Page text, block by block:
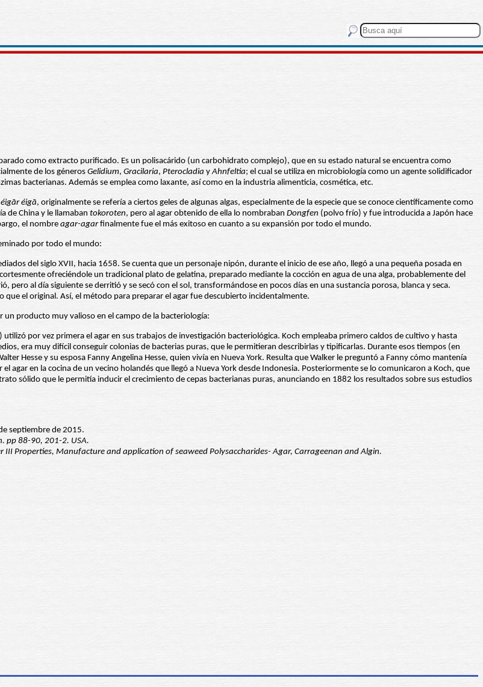
como extracto purificado. Es un polisacárido (un carbohidrato complejo), que en su estado natural se encuentra como
de los géneros Gelidium, Gracilaria, Pterocladia yAhnfeltia; el cual se utiliza en microbiología como un agente solidificador
bacterianas. Además se emplea como laxante, así como en la industria alimenticia, cosmética, etc.
éigār éigā, originalmente se refería a ciertos geles de algunas algas, especialmente de la especie que se conoce científicamente como
de China y le llamaban tokoroten, pero al agar obtenido de ella lo nombraban Dongfen (polvo frío) y fue introducida a Japón hace
el nombre agar-agarfinalmente fue el más exitoso en cuanto a su expansión por todo el mundo.
por todo el mundo:
del siglo XVII, hacia 1658. Se cuenta que un personaje nipón, durante el inicio de ese año, llegó a una pequeña posada en
ofreciéndole un tradicional plato de gelatina, preparado mediante la cocción en agua de una alga, probablemente del
pero al día siguiente se derritió y se secó con el sol, transformándose en pocos días en una sustancia porosa, blanca y seca.
el original. Así, el método para preparar el agar fue descubierto incidentalmente.
un producto muy valioso en el campo de la bacteriología:
por vez primera el agar en sus trabajos de investigación bacteriológica. Koch empleaba primero caldos de cultivo y hasta
era muy difícil conseguir colonias de bacterias puras, que le permitieran describirlas y tipificarlas. Durante esos tiempos (en
Hesse y su esposa Fanny Angelina Hesse, quien vivía en Nueva York. Resulta que Walker le preguntó a Fanny cómo mantenía
agar en la cocina de un vecino holandés que llegó a Nueva York desde Indonesia. Posteriormente se lo comunicaron a Koch, que
sólido que le permitía inducir el crecimiento de cepas bacterianas puras, anunciando en 1882 los resultados sobre sus estudios
septiembre de 2015.
pp 88-90, 201-2. USA.
Properties, Manufacture and application of seaweed Polysaccharides- Agar, Carrageenan and Algin.